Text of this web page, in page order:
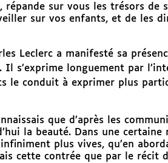
répande sur vous les trésors
sur vos enfants, et de les
Leclerc a manifesté sa
s’exprime longuement par
le conduit à exprimer plus
que d’après les
la beauté. Dans une
infiniment plus vives, qu’en
cette contrée que par le récit